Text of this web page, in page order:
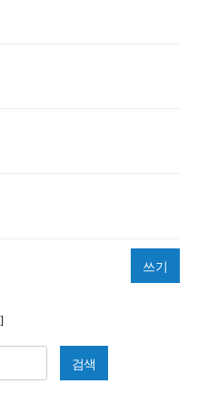
쓰기
검색